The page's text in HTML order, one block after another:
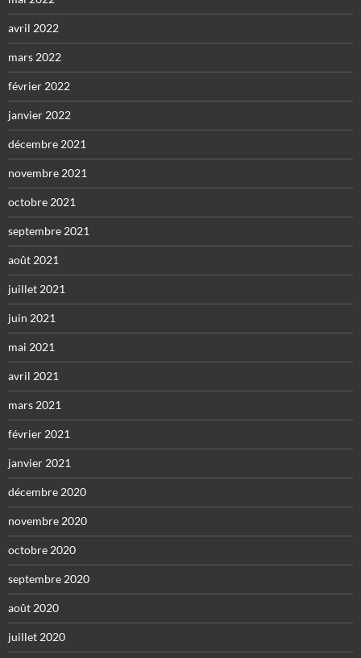
avril 2022
mars 2022
février 2022
janvier 2022
décembre 2021
novembre 2021
octobre 2021
septembre 2021
août 2021
juillet 2021
juin 2021
mai 2021
avril 2021
mars 2021
février 2021
janvier 2021
décembre 2020
novembre 2020
octobre 2020
septembre 2020
août 2020
juillet 2020